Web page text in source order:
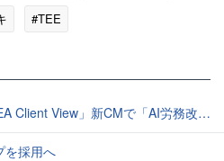
#TEE
改善」をアピール 働き方をAIが分析したら「すぐに休んで」と言われる？
を採用へ